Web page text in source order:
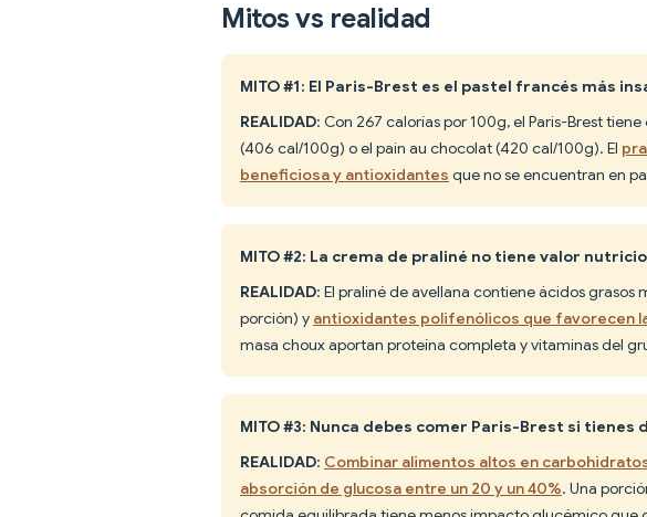
Mitos vs realidad
MITO #1: El Paris-Brest es el pastel francés más
REALIDAD: Con 267 calorías por 100g, el Paris-Brest
(406 cal/100g) o el pain au chocolat (420 cal/100g). El
beneficiosa y antioxidantes que no se encuentran en
MITO #2: La crema de praliné no tiene valor
REALIDAD: El praliné de avellana contiene ácidos grasos
porción) y antioxidantes polifenólicos que favorecen
masa choux aportan proteína completa y vitaminas del
MITO #3: Nunca debes comer Paris-Brest si tienes
REALIDAD: Combinar alimentos altos en
absorción de glucosa entre un 20 y un 40%. Una